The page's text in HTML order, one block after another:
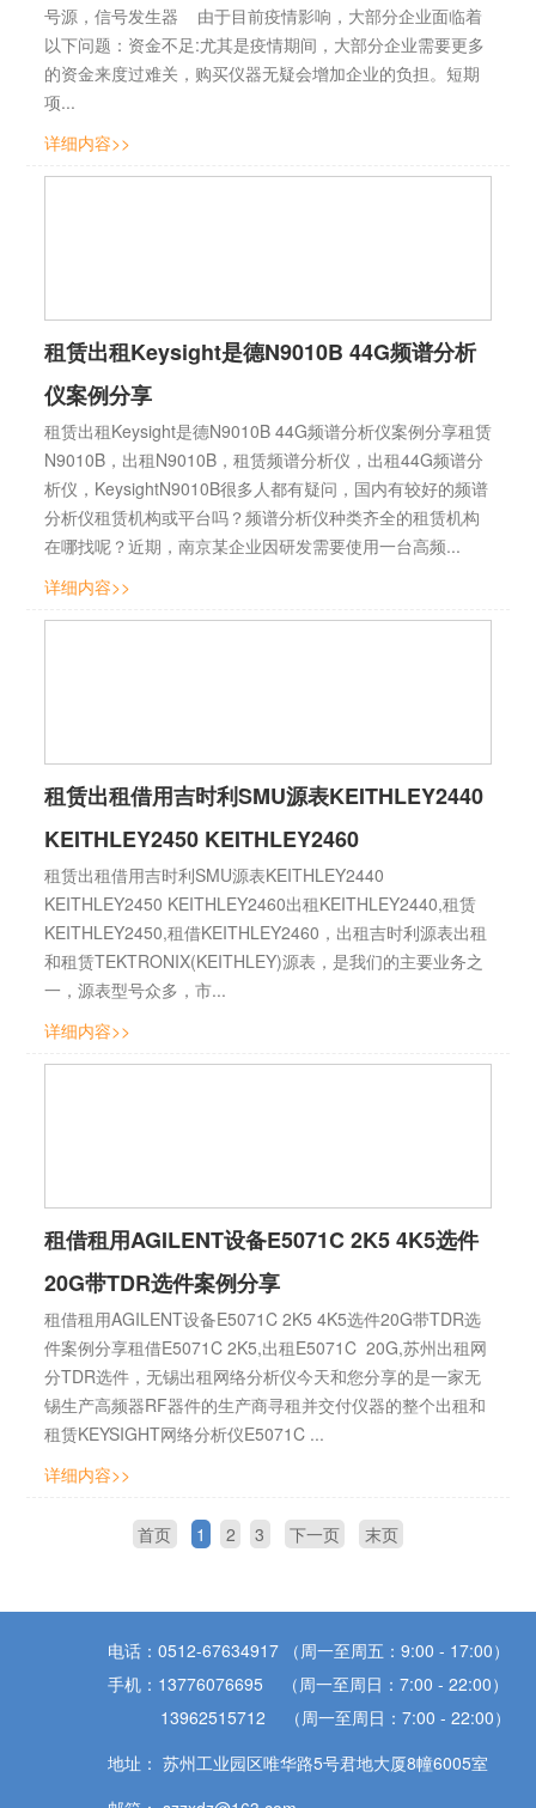
号源，信号发生器 由于目前疫情影响，大部分企业面临着
以下问题：资金不足:尤其是疫情期间，大部分企业需要更多
的资金来度过难关，购买仪器无疑会增加企业的负担。短期
项...
详细内容>>
租赁出租Keysight是德N9010B 44G频谱分析
仪案例分享
租赁出租Keysight是德N9010B 44G频谱分析仪案例分享租赁
N9010B，出租N9010B，租赁频谱分析仪，出租44G频谱分
析仪，KeysightN9010B很多人都有疑问，国内有较好的频谱
分析仪租赁机构或平台吗？频谱分析仪种类齐全的租赁机构
在哪找呢？近期，南京某企业因研发需要使用一台高频...
详细内容>>
租赁出租借用吉时利SMU源表KEITHLEY2440
KEITHLEY2450 KEITHLEY2460
租赁出租借用吉时利SMU源表KEITHLEY2440
KEITHLEY2450 KEITHLEY2460出租KEITHLEY2440,租赁
KEITHLEY2450,租借KEITHLEY2460，出租吉时利源表出租
和租赁TEKTRONIX(KEITHLEY)源表，是我们的主要业务之
一，源表型号众多，市...
详细内容>>
租借租用AGILENT设备E5071C 2K5 4K5选件
20G带TDR选件案例分享
租借租用AGILENT设备E5071C 2K5 4K5选件20G带TDR选
件案例分享租借E5071C 2K5,出租E5071C 20G,苏州出租网
分TDR选件，无锡出租网络分析仪今天和您分享的是一家无
锡生产高频器RF器件的生产商寻租并交付仪器的整个出租和
租赁KEYSIGHT网络分析仪E5071C ...
详细内容>>
首页 1 2 3 下一页 末页
电话：0512-67634917 （周一至周五：9:00 - 17:00）
手机：13776076695 （周一至周日：7:00 - 22:00）
13962515712 （周一至周日：7:00 - 22:00）
地址： 苏州工业园区唯华路5号君地大厦8幢6005室